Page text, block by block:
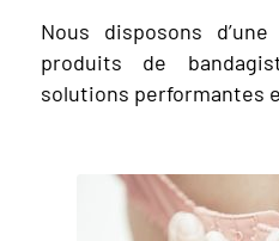
Nous disposons
produits de
solutions performantes